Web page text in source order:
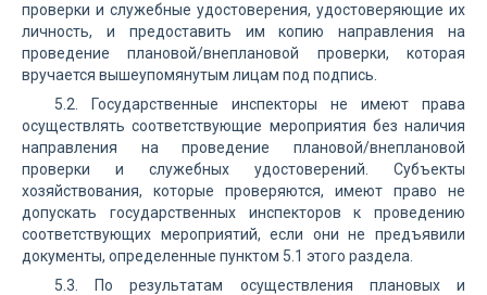
проверки и служебные удостоверения, удостоверяющие их
личность, и предоставить им копию направления на
проведение плановой/внеплановой проверки, которая
вручается вышеупомянутым лицам под подпись.
5.2. Государственные инспекторы не имеют права
осуществлять соответствующие мероприятия без наличия
направления на проведение плановой/внеплановой
проверки и служебных удостоверений. Субъекты
хозяйствования, которые проверяются, имеют право не
допускать государственных инспекторов к проведению
соответствующих мероприятий, если они не предъявили
документы, определенные пунктом 5.1 этого раздела.
5.3. По результатам осуществления плановых и